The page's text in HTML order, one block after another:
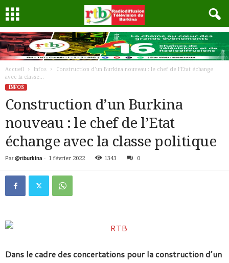
Accueil Infos
Construction d’un Burkina nouveau : le chef de l’Etat échange
avec la classe...
INFOS
Construction d’un Burkina
nouveau : le chef de l’Etat
échange avec la classe politique
Par @rtburkina - 1 février 2022 1343 0
Dans le cadre des concertations pour la construction d’un